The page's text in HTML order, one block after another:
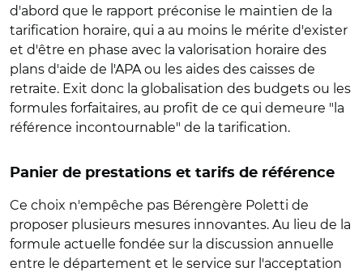
d'abord que le rapport préconise le maintien de la
tarification horaire, qui a au moins le mérite d'exister
et d'être en phase avec la valorisation horaire des
plans d'aide de l'APA ou les aides des caisses de
retraite. Exit donc la globalisation des budgets ou les
formules forfaitaires, au profit de ce qui demeure "la
référence incontournable" de la tarification.
Panier de prestations et tarifs de référence
Ce choix n'empêche pas Bérengère Poletti de
proposer plusieurs mesures innovantes. Au lieu de la
formule actuelle fondée sur la discussion annuelle
entre le département et le service sur l'acceptation